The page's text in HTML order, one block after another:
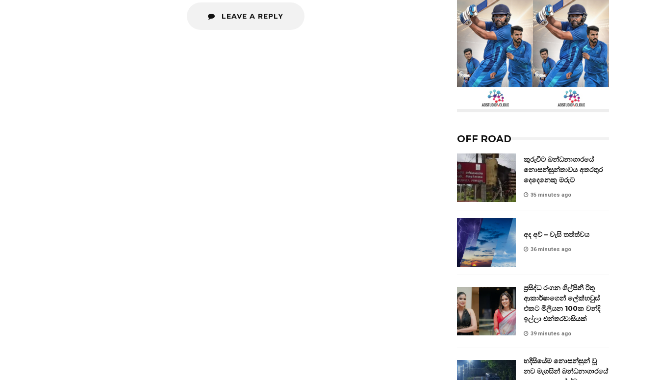
LEAVE A REPLY
OFF ROAD
කුරුවිට බන්ධනාගාරයේ
නොසන්සුන්තාවය අතරතුර
දෙදෙනෙකු මරුට
35 minutes ago
අද අව් – වැසි තත්ත්වය
36 minutes ago
ප්‍රසිද්ධ රංගන ශිල්පිනී රිතූ
ආකාර්ෂාගෙන් ලේක්හවුස්
එකට මිලියන 100ක වන්දි
ඉල්ලා එන්තරවාසියක්
39 minutes ago
හදිසියේම නොසන්සුන් වූ
නව මැගසින් බන්ධනාගාරයේ